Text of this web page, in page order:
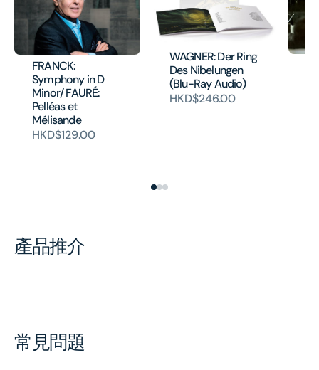
FRANCK:
Symphony in D
Minor/ FAURÉ:
Pelléas et
Mélisande
HKD$129.00
WAGNER: Der Ring
Des Nibelungen
(Blu-Ray Audio)
HKD$246.00
產品推介
常見問題